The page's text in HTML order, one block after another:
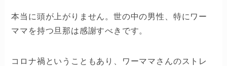
本当に頭が上がりません。世の中の男性、特にワー
ママを持つ旦那は感謝すべきです。
コロナ禍ということもあり、ワーママさんのストレ